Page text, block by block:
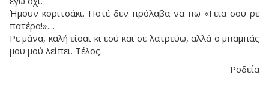
Ήμουν κοριτσάκι. Ποτέ δεν πρόλαβα να πω «Γεια σου ρε
πατέρα!»....
Ρε μάνα, καλή είσαι κι εσύ και σε λατρεύω, αλλά ο μπαμπάς
μου μού λείπει. Τέλος.
Ροδεία